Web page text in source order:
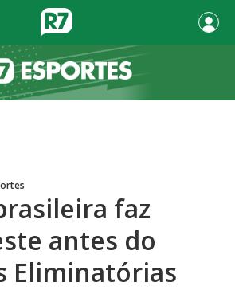
faz
antes do
Eliminatórias